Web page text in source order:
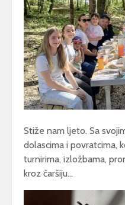
Stiže nam ljeto. Sa
dolascima i povratcima,
turnirima, izložbama,
kroz čaršiju…